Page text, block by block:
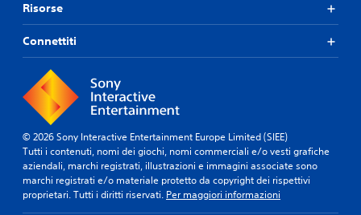
Risorse
Connettiti
© 2026 Sony Interactive Entertainment Europe Limited (SIEE)
Tutti i contenuti, nomi dei giochi, nomi commerciali e/o vesti grafiche
aziendali, marchi registrati, illustrazioni e immagini associate sono
marchi registrati e/o materiale protetto da copyright dei rispettivi
proprietari. Tutti i diritti riservati. Per maggiori informazioni